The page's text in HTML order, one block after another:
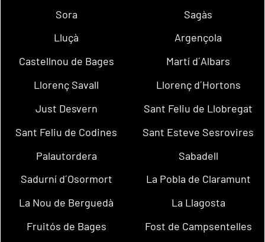
Sora
Sagàs
Lluçà
Argençola
Castellnou de Bages
Martí d´Albars
Llorenç Savall
Llorenç d´Hortons
Just Desvern
Sant Feliu de Llobregat
Sant Feliu de Codines
Sant Esteve Sesrovires
Palautordera
Sabadell
Sadurní d´Osormort
La Pobla de Claramunt
La Nou de Berguedà
La Llagosta
Fruitós de Bages
Fost de Campsentelles